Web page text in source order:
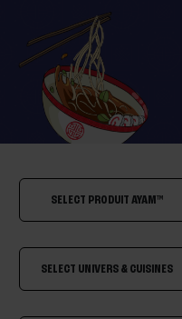
SELECT PRODUIT AYAM™
SELECT UNIVERS & CUISINES